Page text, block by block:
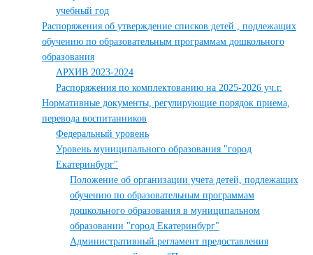
учебный год
Распоряжения об утверждение списков детей , подлежащих
обучению по образовательным программам дошкольного
образования
АРХИВ 2023-2024
Распоряжения по комплектованию на 2025-2026 уч.г.
Нормативные документы, регулирующие порядок приема,
перевода воспитанников
Федеральный уровень
Уровень муниципального образования "город
Екатеринбург"
Положение об организации учета детей, подлежащих
обучению по образовательным программам
дошкольного образования в муниципальном
образовании "город Екатеринбург"
Административный регламент предоставления